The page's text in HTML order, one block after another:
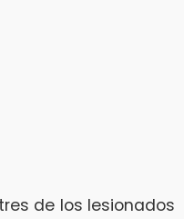
de los lesionados